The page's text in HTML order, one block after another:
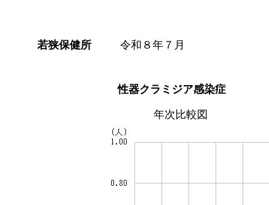
若狭保健所 令和８年７月
性器クラミジア感染症
年次比較図